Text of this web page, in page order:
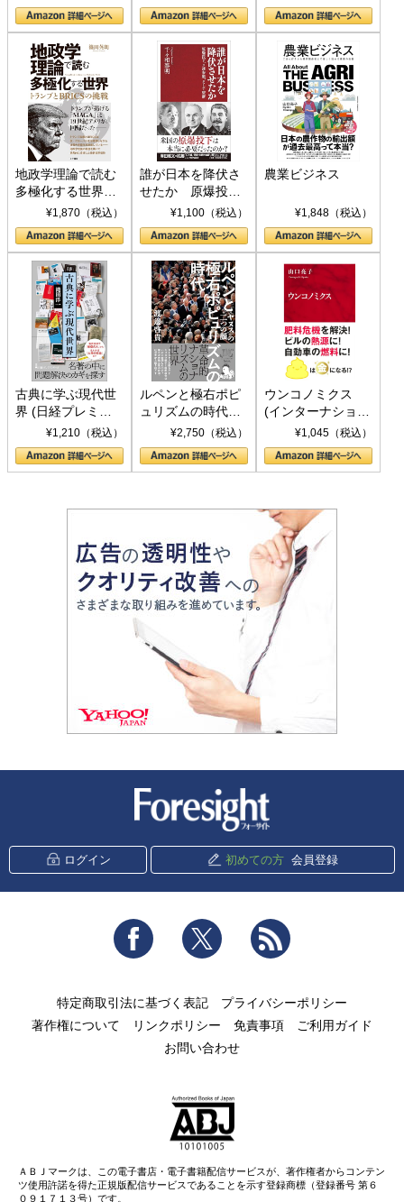
地政学理論で読む
多極化する世界：
トランプとBRICS
の挑戦
¥1,870（税込）
誰が日本を降伏さ
せたか 原爆投
下、ソ連参戦、そ
して聖断 (PHP新
書)
¥1,100（税込）
農業ビジネス
¥1,848（税込）
古典に学ぶ現代世
界 (日経プレミア
シリーズ)¥1,210（税込）
ルペンと極右ポピ
ュリズムの時代：
〈ヤヌス〉の二つ
の顔
¥2,750（税込）
ウンコノミクス
(インターナショナ
ル新書)¥1,045（税込）
ログイン 初めての方 会員登録
Facebook Twitter
特定商取引法に基づく表記
プライバシーポリシー
著作権について
リンクポリシー 免責事項
ご利用ガイド
お問い合わせ
ＡＢＪマークは、この電子書店・電子書籍配信サービスが、著作権者からコンテン
ツ使用許諾を得た正規版配信サービスであることを示す登録商標（登録番号 第６
０９１７１３号）です。